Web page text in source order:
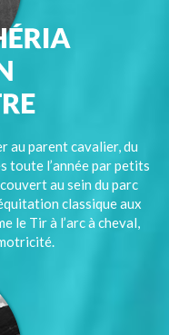
au parent cavalier, du
toute l’année par petits
au sein du parc
classique aux
le Tir à l’arc à cheval,